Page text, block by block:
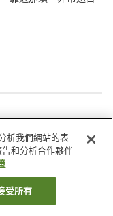
析我們網站的表
和分析合作夥伴
受所有